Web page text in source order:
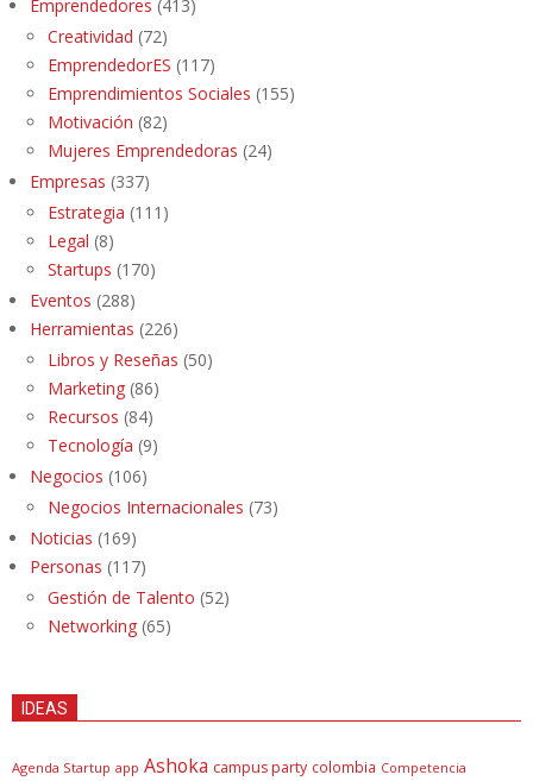
Emprendedores (413)
Creatividad (72)
EmprendedorES (117)
Emprendimientos Sociales (155)
Motivación (82)
Mujeres Emprendedoras (24)
Empresas (337)
Estrategia (111)
Legal (8)
Startups (170)
Eventos (288)
Herramientas (226)
Libros y Reseñas (50)
Marketing (86)
Recursos (84)
Tecnología (9)
Negocios (106)
Negocios Internacionales (73)
Noticias (169)
Personas (117)
Gestión de Talento (52)
Networking (65)
IDEAS
Agenda Startup app Ashoka campus party colombia Competencia